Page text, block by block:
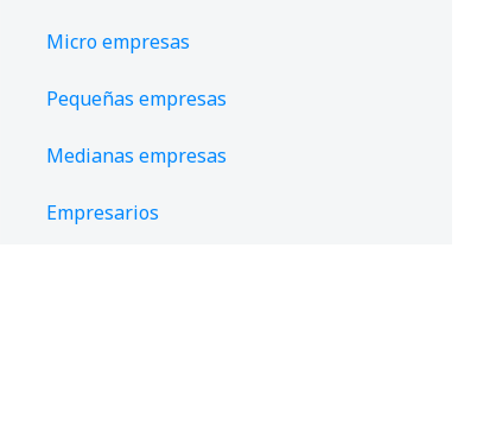
Micro empresas
Pequeñas empresas
Medianas empresas
Empresarios